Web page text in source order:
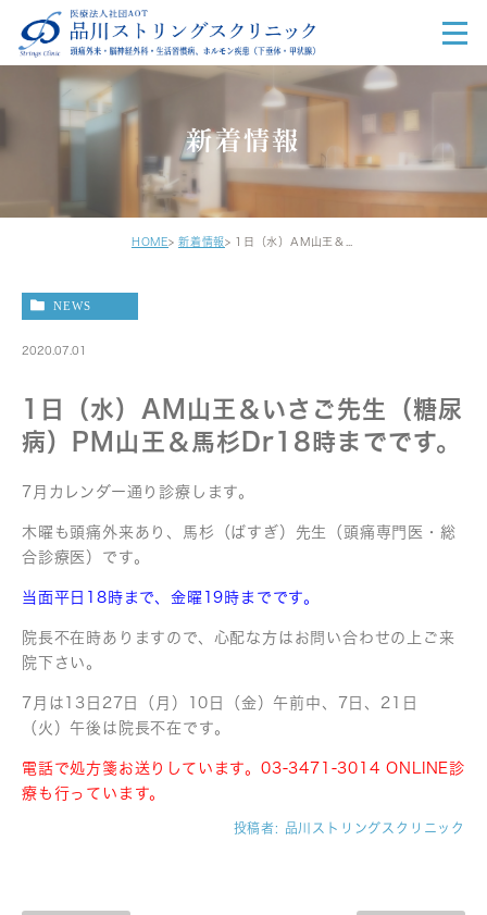
新着情報
HOME 新着情報
NEWS
2020.07.01
1日（水）AM山王＆いさご先生（糖尿
病）PM山王＆馬杉Dr18時までです。
7月カレンダー通り診療します。
木曜も頭痛外来あり、馬杉（ばすぎ）先生（頭痛専門医・総
合診療医）です。
当面平日18時まで、金曜19時までです。
院長不在時ありますので、心配な方はお問い合わせの上ご来
院下さい。
7月は13日27日（月）10日（金）午前中、7日、21日
（火）午後は院長不在です。
電話で処方箋お送りしています。03-3471-3014 ONLINE診
療も行っています。
投稿者: 品川ストリングスクリニック